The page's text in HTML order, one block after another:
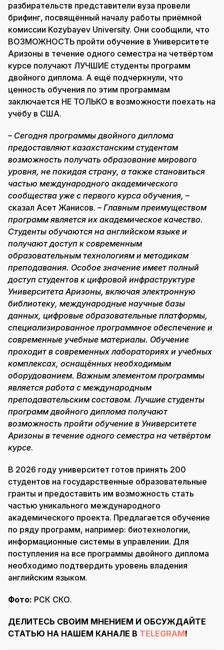
разбирательств представители вуза провели
брифинг, посвящённый началу работы приёмной
комиссии Kozybayev University. Они сообщили, что
ВОЗМОЖНОСТЬ пройти обучение в Университете
Аризоны в течение одного семестра на четвёртом
курсе получают ЛУЧШИЕ студенты программ
двойного диплома. А ещё подчеркнули, что
ценность обучения по этим программам
заключается НЕ ТОЛЬКО в возможности поехать на
учёбу в США.
– Сегодня программы двойного диплома
предоставляют казахстанским студентам
возможность получать образование мирового
уровня, не покидая страну, а также становиться
частью международного академического
сообщества уже с первого курса обучения, –
сказал Асет Жанисов. – Главным преимуществом
программ является их академическое качество.
Студенты обучаются на английском языке и
получают доступ к современным
образовательным технологиям и методикам
преподавания. Особое значение имеет полный
доступ студентов к цифровой инфраструктуре
Университета Аризоны, включая электронную
библиотеку, международные научные базы
данных, цифровые образовательные платформы,
специализированное программное обеспечение и
современные учебные материалы. Обучение
проходит в современных лабораториях и учебных
комплексах, оснащённых необходимым
оборудованием. Важным элементом программы
является работа с международным
преподавательским составом. Лучшие студенты
программ двойного диплома получают
возможность пройти обучение в Университете
Аризоны в течение одного семестра на четвёртом
курсе.
В 2026 году университет готов принять 200
студентов на государственные образовательные
гранты и предоставить им возможность стать
частью уникального международного
академического проекта. Предлагается обучение
по ряду программ, например: биотехнологии,
информационные системы в управлении. Для
поступления на все программы двойного диплома
необходимо подтвердить уровень владения
английским языком.
Фото: РСК СКО.
ДЕЛИТЕСЬ СВОИМ МНЕНИЕМ И ОБСУЖДАЙТЕ
СТАТЬЮ НА НАШЕМ КАНАЛЕ В TELEGRAM!